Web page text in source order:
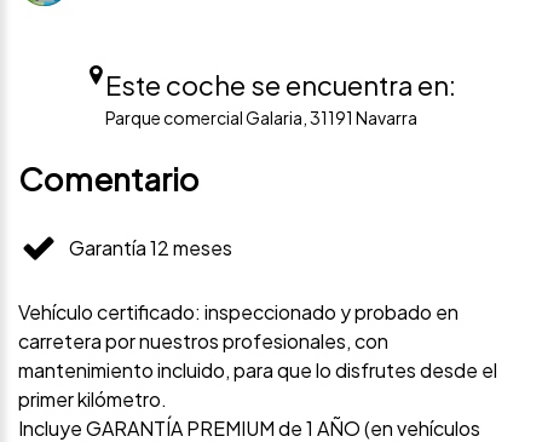
Este coche se encuentra en:
Parque comercial Galaria, 31191 Navarra
Comentario
Garantía 12 meses
Vehículo certificado: inspeccionado y probado en
carretera por nuestros profesionales, con
mantenimiento incluido, para que lo disfrutes desde el
primer kilómetro.
Incluye GARANTÍA PREMIUM de 1 AÑO (en vehículos